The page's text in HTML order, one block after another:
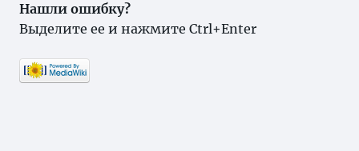
Нашли ошибку?
Выделите ее и нажмите Ctrl+Enter